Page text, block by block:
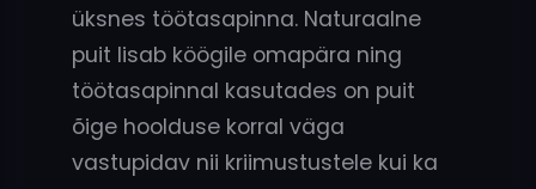
üksnes töötasapinna. Naturaalne
puit lisab köögile omapära ning
töötasapinnal kasutades on puit
õige hoolduse korral väga
vastupidav nii kriimustustele kui ka